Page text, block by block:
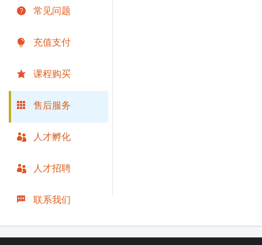
常见问题
充值支付
课程购买
售后服务
人才孵化
人才招聘
联系我们